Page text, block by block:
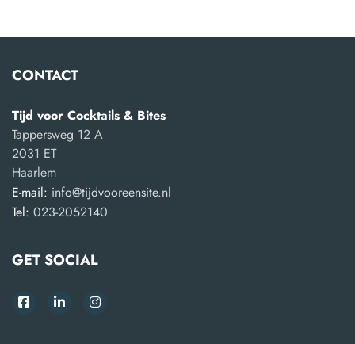
CONTACT
Tijd voor Cocktails & Bites
Tappersweg 12 A
2031 ET
Haarlem
E-mail: info@tijdvooreensite.nl
Tel: 023-2052140
GET SOCIAL